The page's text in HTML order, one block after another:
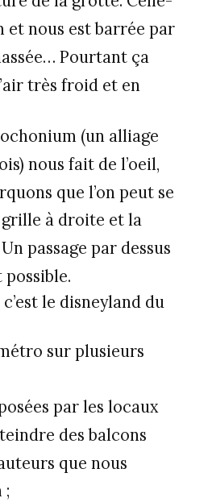
et nous est barrée par
Pourtant ça
très froid et en
(un alliage
nous fait de l’oeil,
que l’on peut se
à droite et la
passage par dessus
le disneyland du
sur plusieurs
par les locaux
des balcons
que nous
;